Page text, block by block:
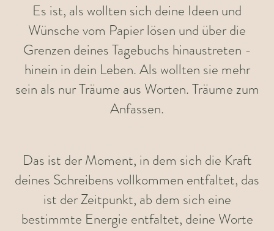
Es ist, als wollten sich deine Ideen und
Wünsche vom Papier lösen und über die
Grenzen deines Tagebuchs hinaustreten -
hinein in dein Leben. Als wollten sie mehr
sein als nur Träume aus Worten. Träume zum
Anfassen.
Das ist der Moment, in dem sich die Kraft
deines Schreibens vollkommen entfaltet, das
ist der Zeitpunkt, ab dem sich eine
bestimmte Energie entfaltet, deine Worte